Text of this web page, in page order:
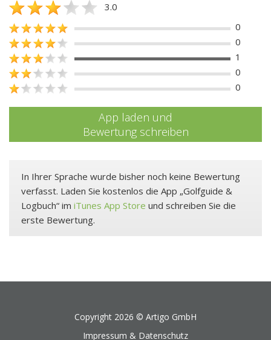
3.0
0
0
1
0
0
App laden und
Bewertung schreiben
In Ihrer Sprache wurde bisher noch keine Bewertung
verfasst. Laden Sie kostenlos die App „Golfguide &
Logbuch“ im iTunes App Store und schreiben Sie die
erste Bewertung.
Copyright 2026 © Artigo GmbH
Impressum & Datenschutz